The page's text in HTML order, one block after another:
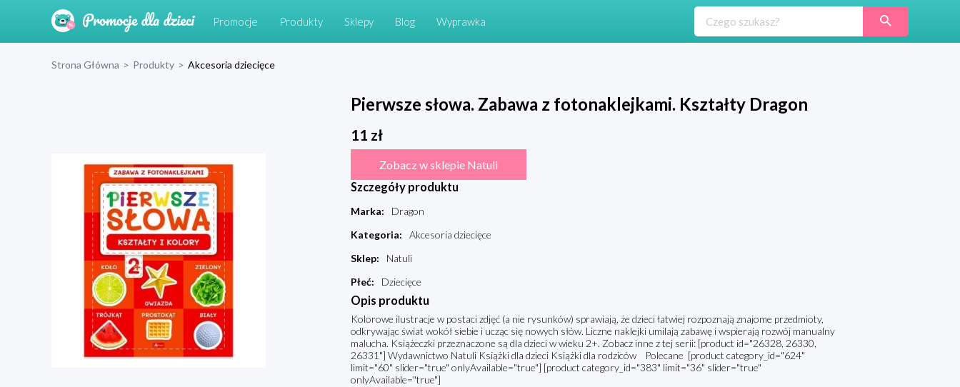
Promocje Produkty Sklepy Blog Wyprawka
Strona Główna > Produkty > Akcesoria dziecięce
Pierwsze słowa. Zabawa z fotonaklejkami. Kształty Dragon
11 zł
Zobacz w sklepie Natuli
Szczegóły produktu
Marka:
Dragon
Kategoria:
Akcesoria dziecięce
Sklep:
Natuli
Płeć: Dziecięce
Opis produktu
Kolorowe ilustracje w postaci zdjęć (a nie rysunków) sprawiają, że dzieci łatwiej rozpoznają znajome przedmioty,
odkrywając świat wokół siebie i ucząc się nowych słów. Liczne naklejki umilają zabawę i wspierają rozwój manualny
malucha. Książeczki przeznaczone są dla dzieci w wieku 2+. Zobacz inne z tej serii: [product id="26328, 26330,
26331"] Wydawnictwo Natuli Książki dla dzieci Książki dla rodziców Polecane [product category_id="624"
limit="60" slider="true" onlyAvailable="true"] [product category_id="383" limit="36" slider="true"
onlyAvailable="true"]